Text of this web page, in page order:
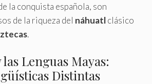
la conquista española, son
de la riqueza del náhuatlclásico
.
las Lenguas Mayas:
Distintas